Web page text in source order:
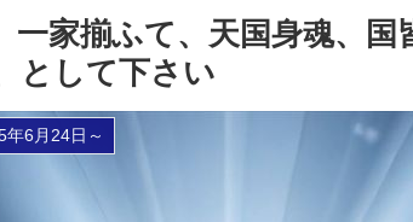
家揃ふて、天国身魂、国
として下さい
年6月24日～